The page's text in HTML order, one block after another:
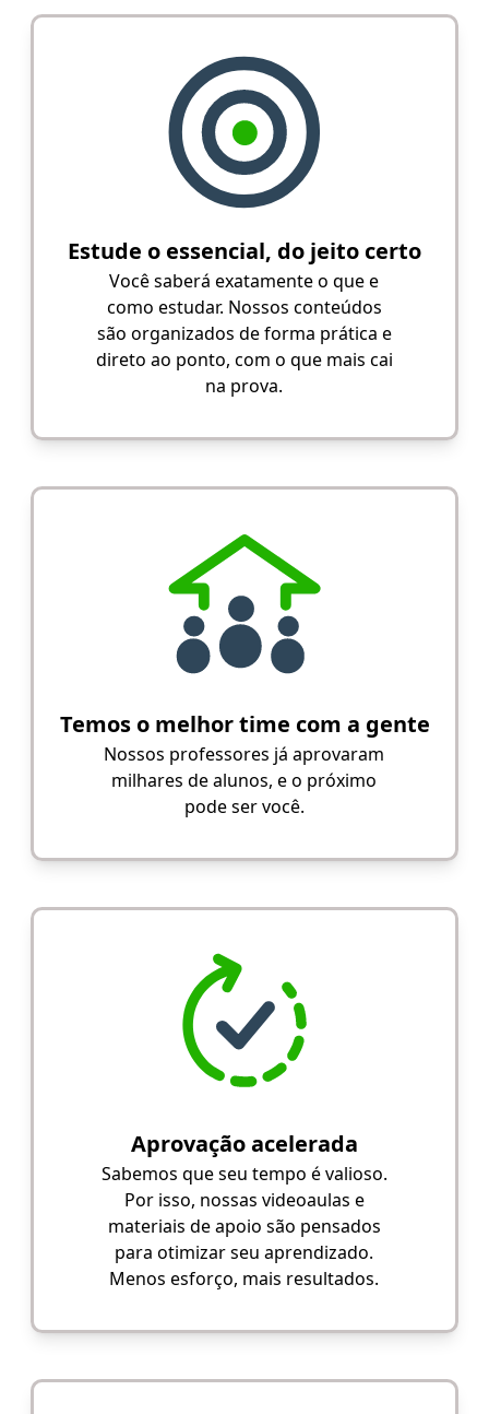
Estude o essencial, do jeito certo
Você saberá exatamente o que e
como estudar. Nossos conteúdos
são organizados de forma prática e
direto ao ponto, com o que mais cai
na prova.
Temos o melhor time com a gente
Nossos professores já aprovaram
milhares de alunos, e o próximo
pode ser você.
Aprovação acelerada
Sabemos que seu tempo é valioso.
Por isso, nossas videoaulas e
materiais de apoio são pensados
para otimizar seu aprendizado.
Menos esforço, mais resultados.